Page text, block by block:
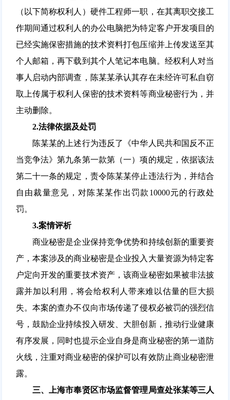
（以下简称权利人）硬件工程师一职，在其离职交接工
作期间通过权利人的办公电脑把为特定客户开发项目的
已经实施保密措施的技术资料打包压缩并上传发送至其
个人邮箱，再下载到其个人笔记本电脑。经权利人对当
事人启动内部调查，陈某某承认其存在未经许可私自窃
取上传属于权利人保密的技术资料等商业秘密行为，并
主动删除。
2.法律依据及处罚
陈某某的上述行为违反了《中华人民共和国反不正
当竞争法》第九条第一款第（一）项的规定，依据该法
第二十一条的规定，责令陈某某停止违法行为，并结合
自由裁量意见，对陈某某作出罚款10000元的行政处
罚。
3.案情评析
商业秘密是企业保持竞争优势和持续创新的重要资
产，本案涉及的商业秘密是企业投入大量资源为特定客
户定向开发的重要技术资产，该商业秘密如果被非法披
露并加以利用，将会给权利人带来难以估量的巨大损
失。本案的查办不仅向市场传递了侵权必被罚的强烈信
号，鼓励企业持续投入研发、大胆创新，推动行业健康
有序发展，同时也提示企业自身是商业秘密的第一道防
火线，注重对商业秘密的保护可以有效防止商业秘密泄
露。
三、上海市奉贤区市场监督管理局查处张某等三人